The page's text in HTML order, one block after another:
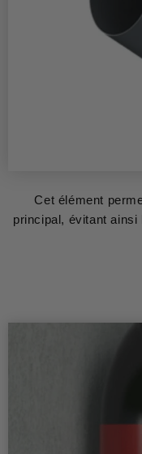
Cet élément
principal, évitant ainsi